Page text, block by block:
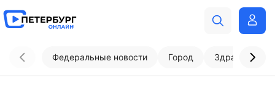
Федеральные новости Город